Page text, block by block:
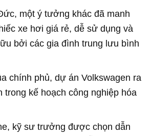
một ý tưởng khác đã manh
xe hơi giá rẻ, dễ sử dụng và
bởi các gia đình trung lưu bình
chính phủ, dự án Volkswagen ra
trong kế hoạch công nghiệp hóa
kỹ sư trưởng được chọn dẫn